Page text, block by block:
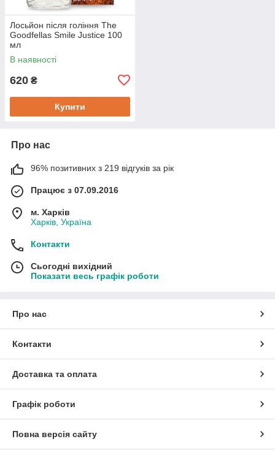
Лосьйон після гоління The
Goodfellas Smile Justice 100
мл
В наявності
620 ₴
Купити
Про нас
96% позитивних з 219 відгуків за рік
Працює з 07.09.2016
м. Харків
Харків, Україна
Контакти
Сьогодні вихідний
Показати весь графік роботи
Про нас
Контакти
Доставка та оплата
Графік роботи
Повна версія сайту